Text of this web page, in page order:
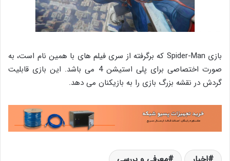
بازی Spider-Man که برگرفته از سری فیلم های با همین نام است، به
صورت اختصاصی برای پلی استیشن 4 می باشد. این بازی قابلیت
گردش در نقشه بزرگ بازی را به بازیکنان می دهد.